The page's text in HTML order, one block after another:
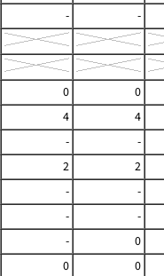
- -
0 0
4 4
- -
2 2
- -
- -
- 0
0 0